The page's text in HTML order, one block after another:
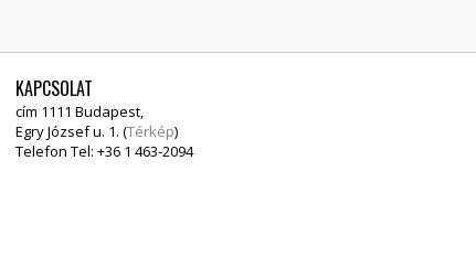
KAPCSOLAT
cím 1111 Budapest,
Egry József u. 1. (Térkép)
Telefon Tel: +36 1 463-2094